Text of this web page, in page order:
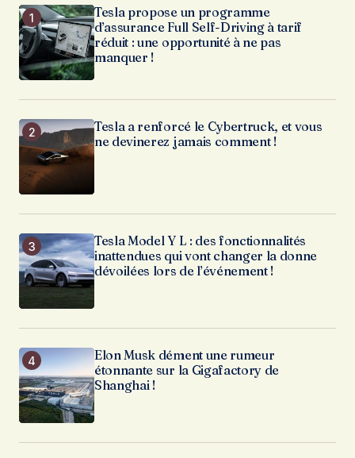
Tesla propose un programme
d’assurance Full Self-Driving à tarif
réduit : une opportunité à ne pas
manquer !
Tesla a renforcé le Cybertruck, et vous
ne devinerez jamais comment !
Tesla Model Y L : des fonctionnalités
inattendues qui vont changer la donne
dévoilées lors de l’événement !
Elon Musk dément une rumeur
étonnante sur la Gigafactory de
Shanghai !